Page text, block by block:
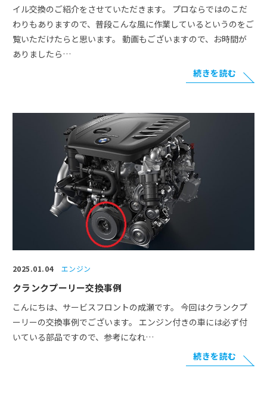
イル交換のご紹介をさせていただきます。 プロならではのこだ
わりもありますので、普段こんな風に作業しているというのをご
覧いただけたらと思います。 動画もございますので、お時間が
ありましたら…
続きを読む
2025.01.04 エンジン
クランクプーリー交換事例
こんにちは、サービスフロントの成瀬です。 今回はクランクプ
ーリーの交換事例でございます。 エンジン付きの車には必ず付
いている部品ですので、参考になれ…
続きを読む